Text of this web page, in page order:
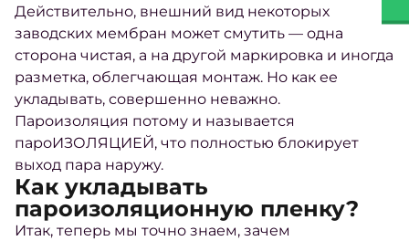
Действительно, внешний вид некоторых
заводских мембран может смутить — одна
сторона чистая, а на другой маркировка и иногда
разметка, облегчающая монтаж. Но как ее
укладывать, совершенно неважно.
Пароизоляция потому и называется
пароИЗОЛЯЦИЕЙ, что полностью блокирует
выход пара наружу.
Как укладывать
пароизоляционную пленку?
Итак, теперь мы точно знаем, зачем